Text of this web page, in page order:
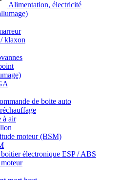
Alimentation, électricité
klaxon
de boite auto
à air
moteur (BSM)
électronique ESP / ABS